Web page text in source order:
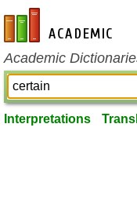
en-academic.com
Academic
Interpretations